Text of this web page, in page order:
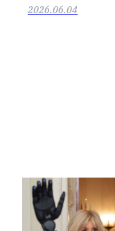
2026.06.04